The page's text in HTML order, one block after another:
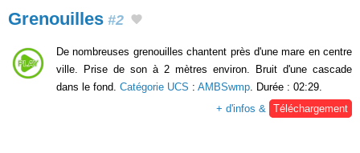
Grenouilles #2
De nombreuses grenouilles chantent près d'une mare en centre
ville. Prise de son à 2 mètres environ. Bruit d'une cascade
dans le fond. Catégorie UCS : AMBSwmp . Durée : 02:29.
+ d'infos &
Téléchargement